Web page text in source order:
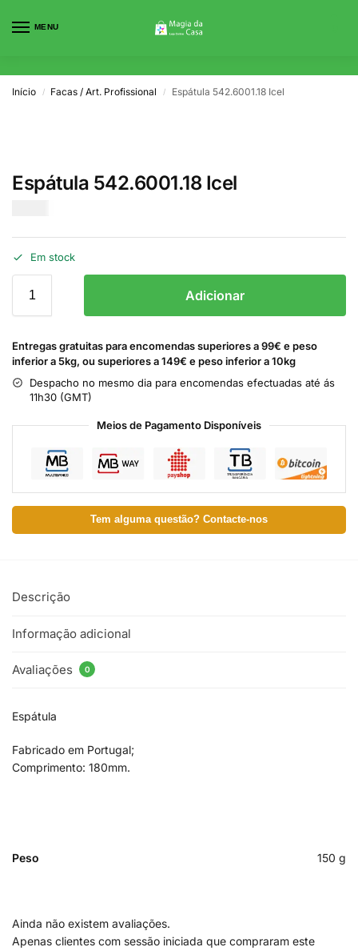
MENU
Início / Facas / Art. Profissional / Espátula 542.6001.18 Icel
Espátula 542.6001.18 Icel
Em stock
Adicionar
Entregas gratuitas para encomendas superiores a 99€ e peso
inferior a 5kg, ou superiores a 149€ e peso inferior a 10kg
Despacho no mesmo dia para encomendas efectuadas até ás
11h30 (GMT)
Meios de Pagamento Disponíveis
Tem alguma questão? Contacte-nos
Descrição
Informação adicional
Avaliações 0
Espátula
Fabricado em Portugal;
Comprimento: 180mm.
Peso 150 g
Ainda não existem avaliações.
Apenas clientes com sessão iniciada que compraram este